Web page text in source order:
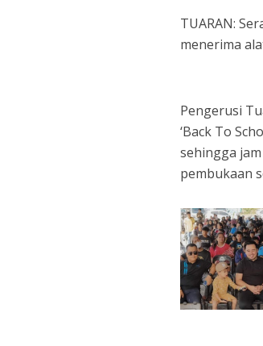
TUARAN:
menerima
Pengerusi
‘Back To
sehingga
pembukaan